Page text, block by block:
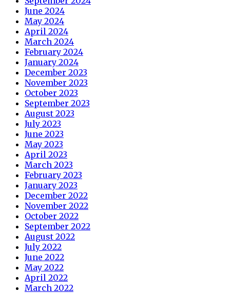
June 2024
May 2024
April 2024
March 2024
February 2024
January 2024
December 2023
November 2023
October 2023
September 2023
August 2023
July 2023
June 2023
May 2023
April 2023
March 2023
February 2023
January 2023
December 2022
November 2022
October 2022
September 2022
August 2022
July 2022
June 2022
May 2022
April 2022
March 2022